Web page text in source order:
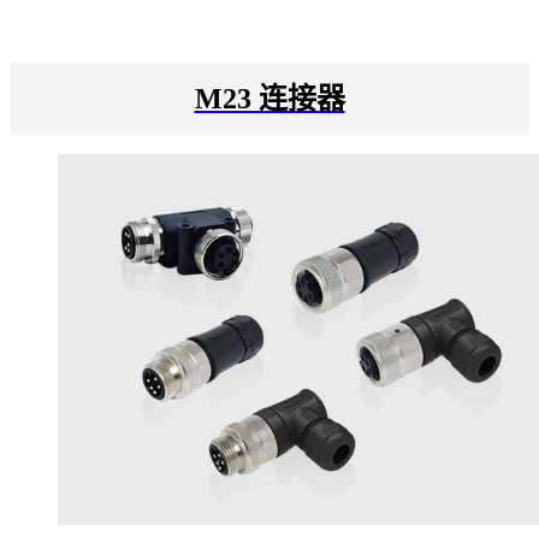
M23 连接器